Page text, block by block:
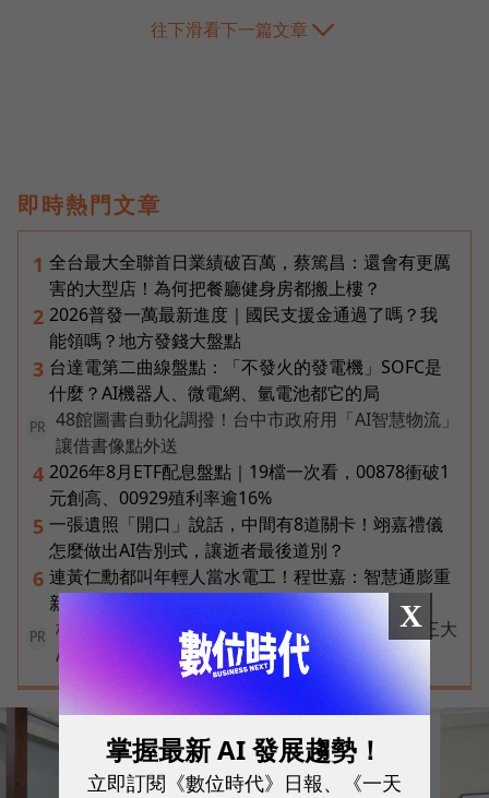
往下滑看下一篇文章
即時熱門文章
1 全台最大全聯首日業績破百萬，蔡篤昌：還會有更厲
害的大型店！為何把餐廳健身房都搬上樓？
2 2026普發一萬最新進度｜國民支援金通過了嗎？我
能領嗎？地方發錢大盤點
3 台達電第二曲線盤點：「不發火的發電機」SOFC是
什麼？AI機器人、微電網、氫電池都它的局
PR
48館圖書自動化調撥！台中市政府用「AI智慧物流」
讓借書像點外送
4 2026年8月ETF配息盤點｜19檔一次看，00878衝破1
元創高、00929殖利率逾16%
5 一張遺照「開口」說話，中間有8道關卡！翊嘉禮儀
怎麼做出AI告別式，讓逝者最後道別？
6 連黃仁勳都叫年輕人當水電工！程世嘉：智慧通膨重
新定義「有價值的人」到底什麼樣子？
PR
核保快六成、理賠判讀再加速！富邦人壽如何用三大
AI助理重塑保險服務？
X
掌握最新 AI 發展趨勢！
立即訂閱《數位時代》日報、《一天